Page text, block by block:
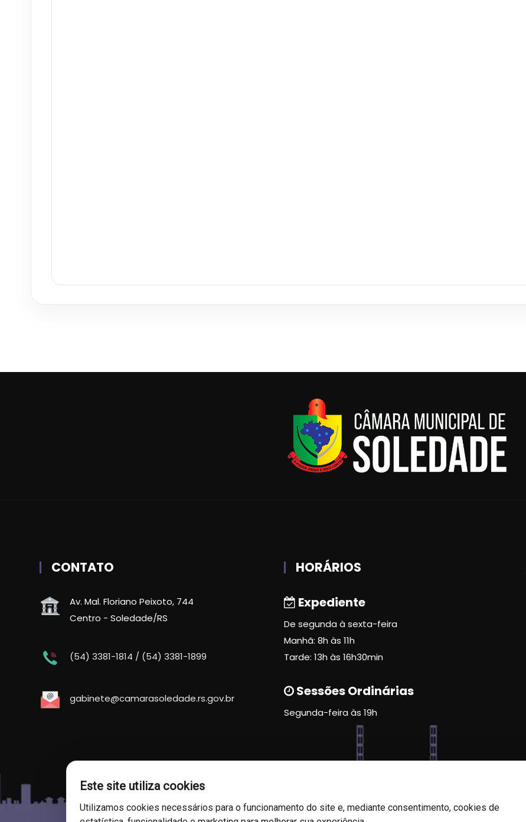
CONTATO
Av. Mal. Floriano Peixoto, 744
Centro - Soledade/RS
(54) 3381-1814 / (54) 3381-1899
gabinete@camarasoledade.rs.gov.br
HORÁRIOS
Expediente
De segunda à sexta-feira
Manhã: 8h às 11h
Tarde: 13h às 16h30min
Sessões Ordinárias
Segunda-feira às 19h
Este site utiliza cookies
Utilizamos cookies necessários para o funcionamento do site e, mediante consentimento, cookies de